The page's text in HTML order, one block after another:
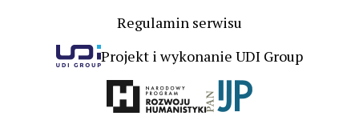
Regulamin serwisu
Projekt i wykonanie UDI Group